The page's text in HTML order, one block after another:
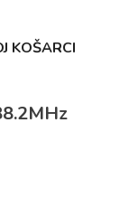
KOŠARCI